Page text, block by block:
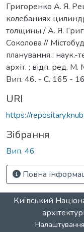
Григоренко А. Я.
колебаниях
толщины / А. Я.
Соколова //
планування : наук.-
архіт. ; відп. ред.
Вип. 46. - С. 165 -
URI
https://
Зібрання
Вип. 46
Повна
Київський
Налаштування